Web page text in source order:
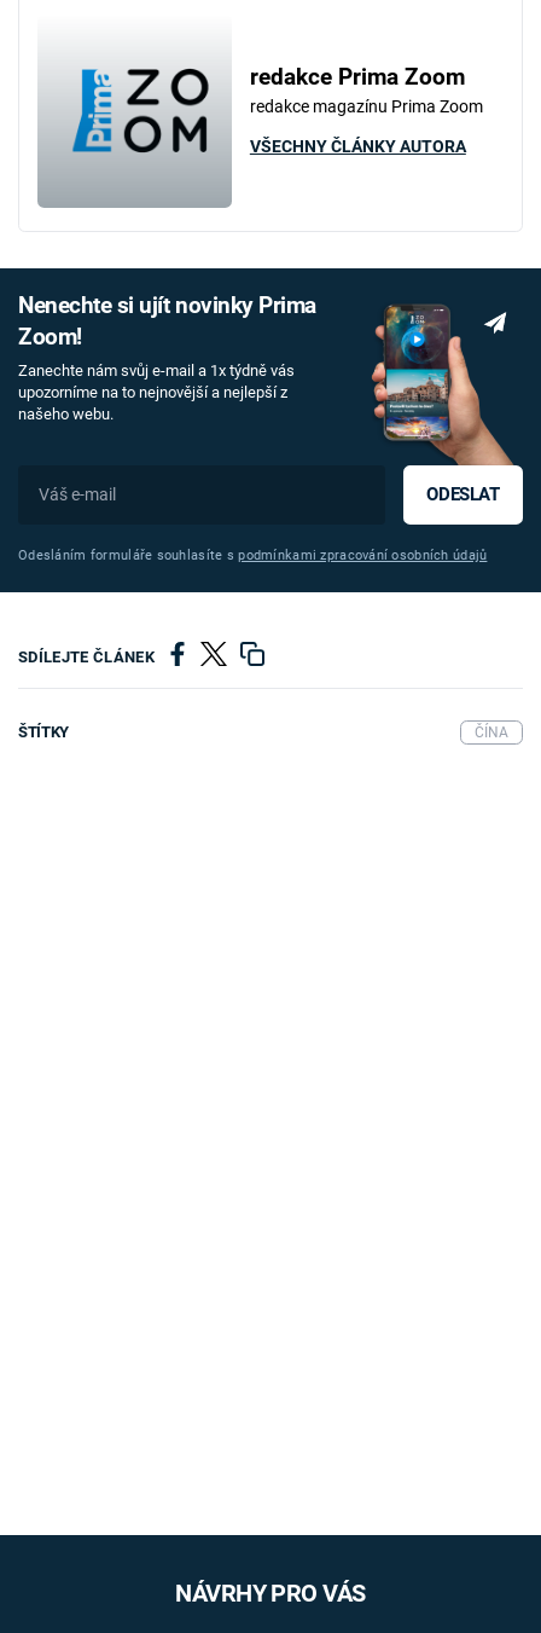
redakce Prima Zoom
redakce magazínu Prima Zoom
VŠECHNY ČLÁNKY AUTORA
Nenechte si ujít novinky Prima
Zoom!
Zanechte nám svůj e-mail a 1x týdně vás
upozorníme na to nejnovější a nejlepší z
našeho webu.
ODESLAT
Odesláním formuláře souhlasíte spodmínkami zpracování osobních údajů
SDÍLEJTE ČLÁNEK
ŠTÍTKY ČÍNA
NÁVRHY PRO VÁS